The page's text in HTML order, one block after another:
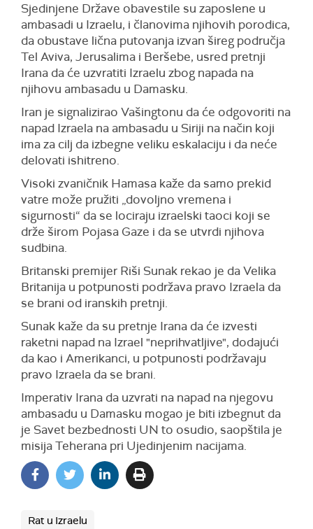
Sjedinjene Države obavestile su zaposlene u
ambasadi u Izraelu, i članovima njihovih porodica,
da obustave lična putovanja izvan šireg područja
Tel Aviva, Jerusalima i Beršebe, usred pretnji
Irana da će uzvratiti Izraelu zbog napada na
njihovu ambasadu u Damasku.
Iran je signalizirao Vašingtonu da će odgovoriti na
napad Izraela na ambasadu u Siriji na način koji
ima za cilj da izbegne veliku eskalaciju i da neće
delovati ishitreno.
Visoki zvaničnik Hamasa kaže da samo prekid
vatre može pružiti „dovoljno vremena i
sigurnosti“ da se lociraju izraelski taoci koji se
drže širom Pojasa Gaze i da se utvrdi njihova
sudbina.
Britanski premijer Riši Sunak rekao je da Velika
Britanija u potpunosti podržava pravo Izraela da
se brani od iranskih pretnji.
Sunak kaže da su pretnje Irana da će izvesti
raketni napad na Izrael "neprihvatljive", dodajući
da kao i Amerikanci, u potpunosti podržavaju
pravo Izraela da se brani.
Imperativ Irana da uzvrati na napad na njegovu
ambasadu u Damasku mogao je biti izbegnut da
je Savet bezbednosti UN to osudio, saopštila je
misija Teherana pri Ujedinjenim nacijama.
Rat u Izraelu